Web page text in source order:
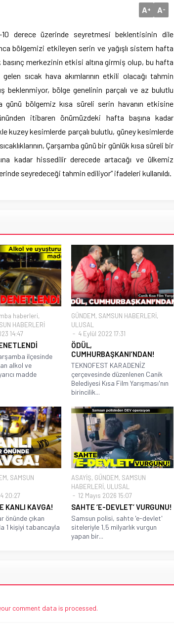
A+ A-
10 derece üzerinde seyretmesi beklentisinin dile
bölgemizi etkileyen serin ve yağışlı sistem hafta
merkezinin etkisi altına girmiş olup, bu hafta
sıcak hava akımlarının etkili olacağı tahmin
beklenmiyor, bölge genelinin parçalı ve az bulutlu
günü bölgemiz kısa süreli serin havanın etkisine
itibaren önümüzdeki hafta başına kadar
kuzey kesimlerde parçalı bulutlu, güney kesimlerde
Çarşamba günü bir günlük kısa süreli bir
kadar hissedilir derecede artacağı ve ülkemiz
seyredeceği tahmin ediliyor” ifadeleri kullanıldı.
haberleri,
HABERLERİ
14:47
ilçesinde
alkol ve
madde
GÜNDEM, SAMSUN HABERLERİ,
ULUSAL
4 Eylül 2022 17:31
ÖDÜL,
CUMHURBAŞKANI’NDAN!
TEKNOFEST KARADENİZ
çerçevesinde düzenlenen Canik
Belediyesi Kısa Film Yarışması'nın
birincilik...
, SAMSUN
20:27
KANLI KAVGA!
önünde çıkan
1 kişiyi tabancayla
ASAYİŞ, GÜNDEM, SAMSUN
HABERLERİ, ULUSAL
12 Mayıs 2026 15:07
SAHTE ‘E-DEVLET’ VURGUNU!
Samsun polisi, sahte 'e-devlet'
siteleriyle 1,5 milyarlık vurgun
yapan bir...
comment data is processed.